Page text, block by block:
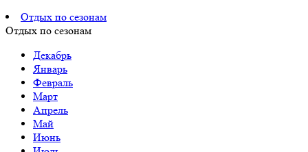
Отдых по сезонам
Отдых по сезонам
Декабрь
Январь
Февраль
Март
Апрель
Май
Июнь